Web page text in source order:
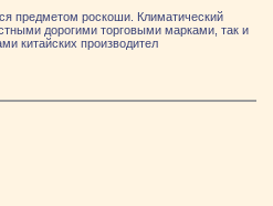
предметом роскоши. Климатический
дорогими торговыми марками, так и
китайских производител